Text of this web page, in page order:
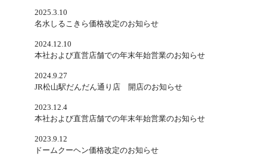
2025.3.10
名水しるこきら価格改定のお知らせ
2024.12.10
本社および直営店舗での年末年始営業のお知らせ
2024.9.27
JR松山駅だんだん通り店 開店のお知らせ
2023.12.4
本社および直営店舗での年末年始営業のお知らせ
2023.9.12
ドームクーヘン価格改定のお知らせ